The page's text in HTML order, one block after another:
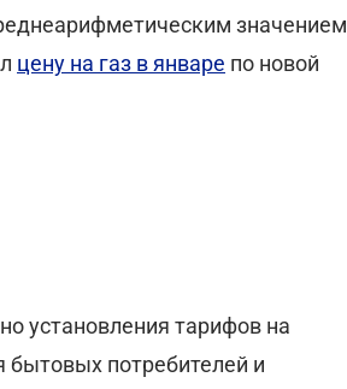
значением
цену на газ в январе по новой
установления тарифов на
бытовых потребителей и